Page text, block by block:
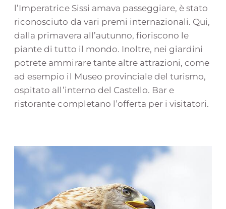
l’Imperatrice Sissi amava passeggiare, è stato
riconosciuto da vari premi internazionali. Qui,
dalla primavera all’autunno, fioriscono le
piante di tutto il mondo. Inoltre, nei giardini
potrete ammirare tante altre attrazioni, come
ad esempio il Museo provinciale del turismo,
ospitato all’interno del Castello. Bar e
ristorante completano l’offerta per i visitatori.